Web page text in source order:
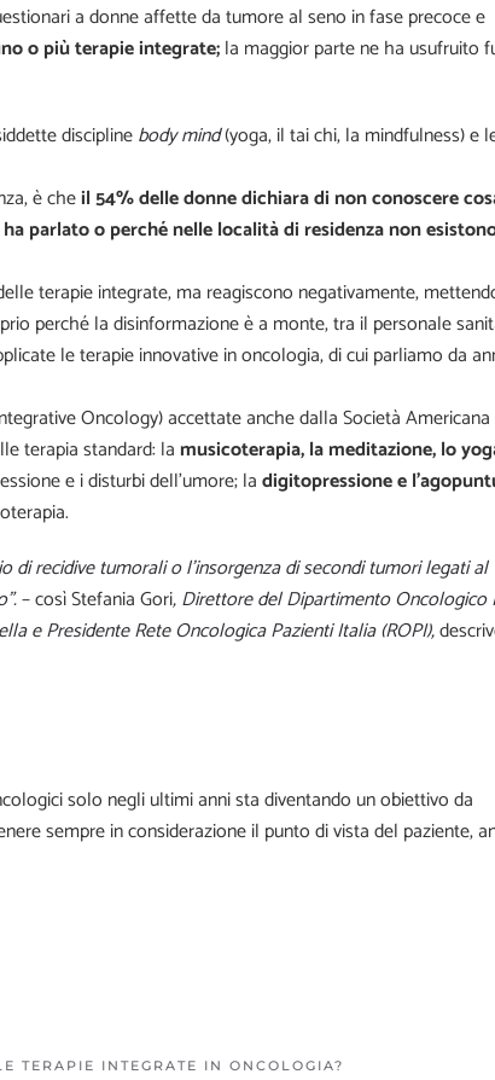
a donne affette da tumore al seno in fase precoce e
o più terapie integrate;la maggior parte ne ha usufruito
disciplinebody mind(yoga, il tai chi, la mindfulness) e
è cheil 54% delle donne dichiara di non conoscere
parlato o perché nelle località di residenza non
terapie integrate, ma reagiscono negativamente,
perché la disinformazione è a monte, tra il personale
le terapie innovative in oncologia, di cui parliamo da
Oncology) accettate anche dalla Società
terapia standard: lamusicoterapia, la meditazione, lo
e i disturbi dell’umore; ladigitopressione e
di recidive tumorali o l’insorgenza di secondi tumori legati al
– così Stefania Gori, Direttore del Dipartimento Oncologico
e Presidente Rete Oncologica Pazienti Italia (ROPI),
solo negli ultimi anni sta diventando un obiettivo da
sempre in considerazione il punto di vista del paziente,
TERAPIE INTEGRATE IN ONCOLOGIA?